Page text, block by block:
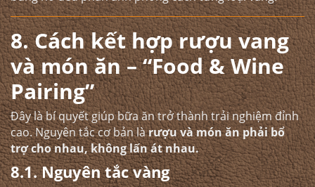
8. Cách kết hợp rượu vang
và món ăn – “Food & Wine
Pairing”
Đây là bí quyết giúp bữa ăn trở thành trải nghiệm đỉnh
cao. Nguyên tắc cơ bản làrượu và món ăn phải bổ
trợ cho nhau, không lấn át nhau.
8.1. Nguyên tắc vàng